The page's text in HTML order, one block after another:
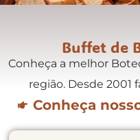
Buffet de
Conheça a melhor
região. Desde 2001
Conheça